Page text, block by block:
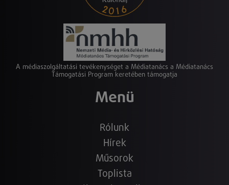
A médiaszolgáltatási tevékenységet a Médiatanács a Médiatanács
Támogatási Program keretében támogatja
Menü
Rólunk
Hírek
Műsorok
Toplista